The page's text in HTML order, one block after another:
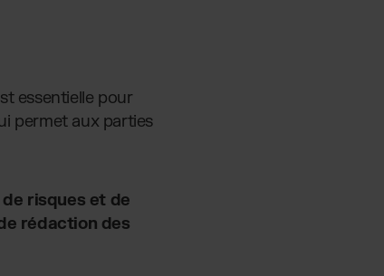
essentielle pour
permet aux parties
risques et de
rédaction des